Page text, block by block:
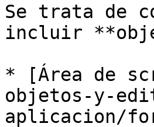
Se trata de
incluir
* [Área de
objetos-y-
aplicacion/